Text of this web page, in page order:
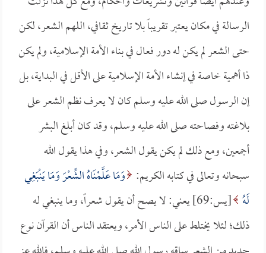
الرسالة في مكان يعتبر تقريباً بلا تاريخ ثقافي، اللهم الشعر، لكن
حتى الشعر لم يكن له دور فعال في بناء الأمة الإسلامية، ولم يكن
ذا أهمية خاصة في إنشاء الأمة الإسلامية على الأقل في البداية، بل
إن الرسول صلى الله عليه وسلم كان لا يعرف نظم الشعر على
بلاغته وفصاحته صلى الله عليه وسلم، وقد كان أبلغ البشر
أجمعين، ومع ذلك لم يكن يقول الشعر، وفي هذا يقول الله
سبحانه وتعالى في كتابه الكريم: وَمَا عَلَّمْنَاهُ الشِّعْرَ وَمَا يَنْبَغِي
لَهُ
[يس:69] يعني: لا يصح أن يقول شعراً، وما ينبغي له
ذلك؛ لئلا يختلط على الناس الأمر، ويعتقد الناس أن القرآن نوع